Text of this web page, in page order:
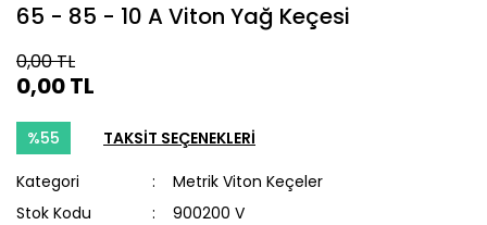
65 - 85 - 10 A Viton Yağ Keçesi
0,00 TL
0,00 TL
%55 TAKSİT SEÇENEKLERİ
Kategori
Metrik Viton Keçeler
Stok Kodu
900200 V